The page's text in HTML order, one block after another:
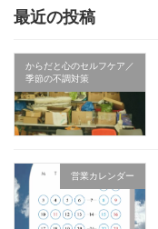
最近の投稿
からだと心のセルフケア／
季節の不調対策
営業カレンダー